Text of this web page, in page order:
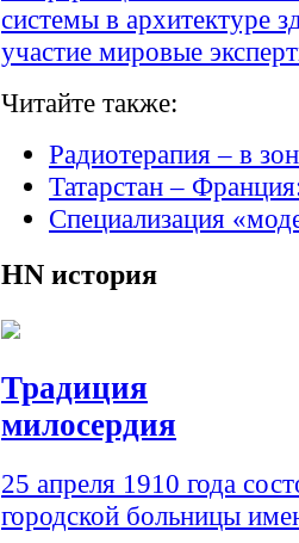
системы в архитектуре
участие мировые
Читайте также:
Радиотерапия – в
Татарстан –
Специализация
HN история
Традиция
милосердия
25 апреля 1910 года
городской больницы